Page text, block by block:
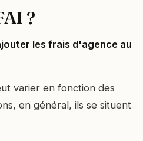
?
les frais d'agence au
varier en fonction des
en général, ils se situent